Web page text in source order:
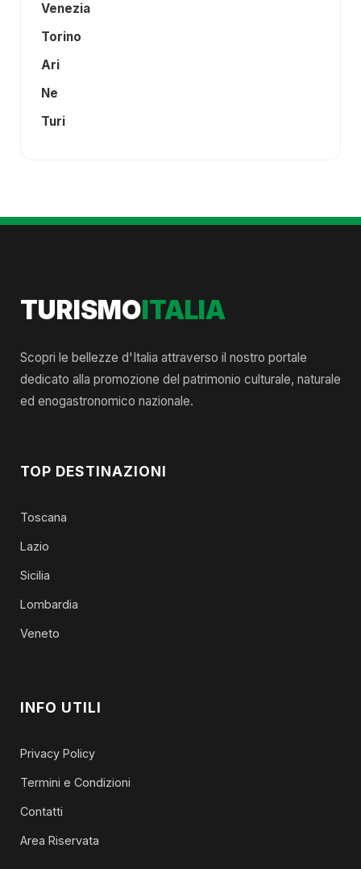
Venezia
Torino
Ari
Ne
Turi
TURISMOITALIA
Scopri le bellezze d'Italia attraverso il nostro portale
dedicato alla promozione del patrimonio culturale, naturale
ed enogastronomico nazionale.
TOP DESTINAZIONI
Toscana
Lazio
Sicilia
Lombardia
Veneto
INFO UTILI
Privacy Policy
Termini e Condizioni
Contatti
Area Riservata